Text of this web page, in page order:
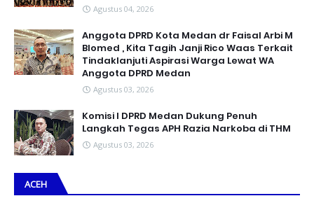
Agustus 04, 2026
Anggota DPRD Kota Medan dr Faisal Arbi M
Blomed , Kita Tagih Janji Rico Waas Terkait
Tindaklanjuti Aspirasi Warga Lewat WA
Anggota DPRD Medan
Agustus 03, 2026
Komisi I DPRD Medan Dukung Penuh
Langkah Tegas APH Razia Narkoba di THM
Agustus 03, 2026
ACEH